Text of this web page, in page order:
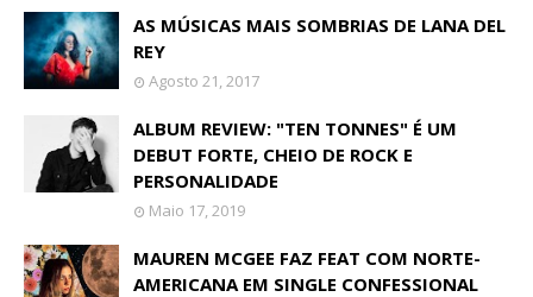
AS MÚSICAS MAIS SOMBRIAS DE LANA DEL
REY
Agosto 21, 2017
ALBUM REVIEW: "TEN TONNES" É UM
DEBUT FORTE, CHEIO DE ROCK E
PERSONALIDADE
Maio 17, 2019
MAUREN MCGEE FAZ FEAT COM NORTE-
AMERICANA EM SINGLE CONFESSIONAL